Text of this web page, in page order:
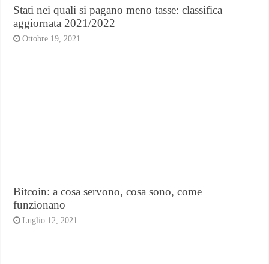
Stati nei quali si pagano meno tasse: classifica
aggiornata 2021/2022
Ottobre 19, 2021
Bitcoin: a cosa servono, cosa sono, come
funzionano
Luglio 12, 2021